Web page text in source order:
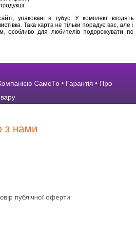
упаковані в тубус. У комплект входять
Така карта не тільки порадує вас, але і
особливо для любителів подорожувати по
СамеТо • Гарантія • Про
з нами
публічної оферти